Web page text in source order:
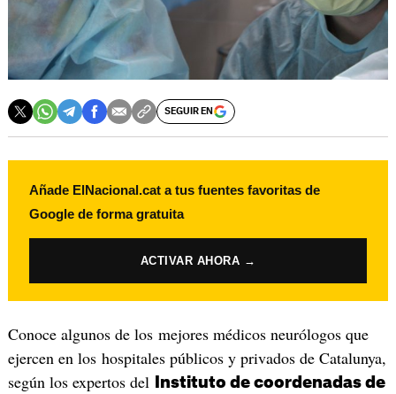
SEGUIR EN
Añade ElNacional.cat a tus fuentes favoritas de
Google de forma gratuita
ACTIVAR AHORA →
Conoce algunos de los mejores médicos neurólogos que
ejercen en los hospitales públicos y privados de Catalunya,
según los expertos del
Instituto de coordenadas de